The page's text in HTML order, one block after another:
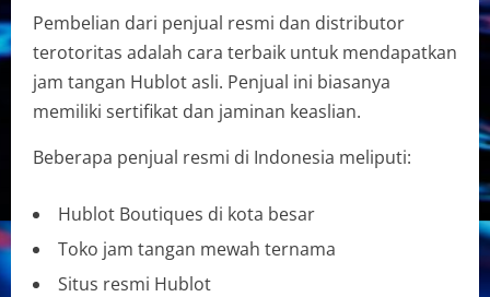
Pembelian dari penjual resmi dan distributor
terotoritas adalah cara terbaik untuk mendapatkan
jam tangan Hublot asli. Penjual ini biasanya
memiliki sertifikat dan jaminan keaslian.
Beberapa penjual resmi di Indonesia meliputi:
Hublot Boutiques di kota besar
Toko jam tangan mewah ternama
Situs resmi Hublot